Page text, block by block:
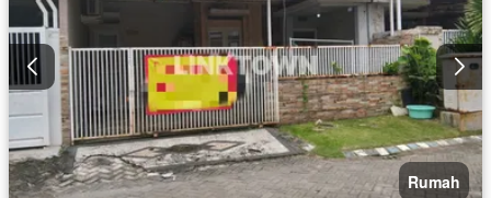
Rumah